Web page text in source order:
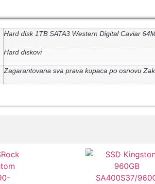
Hard disk 1TB SATA3 Western Digital Caviar
Hard diskovi
Zagarantovana sva prava kupaca po osnovu